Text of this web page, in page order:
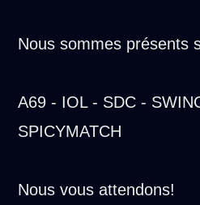
Nous sommes présents
A69 - IOL - SDC -
SPICYMATCH
Nous vous attendons!